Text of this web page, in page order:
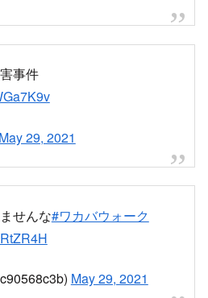
事件
せんな